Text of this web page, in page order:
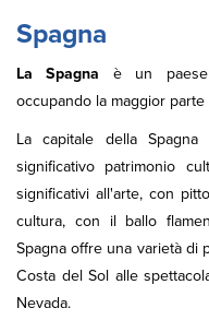
Spagna
La Spagna è un paese
occupando la maggior
La capitale della
significativo patrimonio
significativi all'arte, con
cultura, con il ballo
Spagna offre una varietà di
Costa del Sol alle
Nevada.